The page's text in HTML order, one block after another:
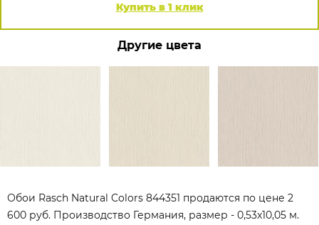
Купить в 1 клик
Другие цвета
Обои Rasch Natural Colors 844351 продаются по цене 2
600 руб. Производство Германия, размер - 0,53x10,05 м.